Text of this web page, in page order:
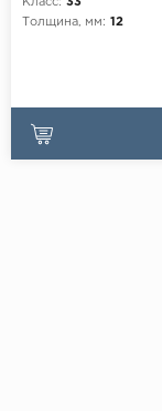
Класс: 33
Толщина, мм: 12